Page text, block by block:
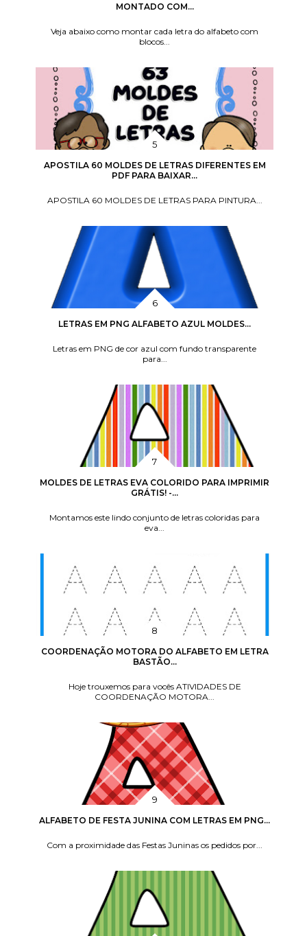
MONTADO COM...
Veja abaixo como montar cada letra do alfabeto com
blocos...
APOSTILA 60 MOLDES DE LETRAS DIFERENTES EM
PDF PARA BAIXAR...
APOSTILA 60 MOLDES DE LETRAS PARA PINTURA...
LETRAS EM PNG ALFABETO AZUL MOLDES...
Letras em PNG de cor azul com fundo transparente
para...
MOLDES DE LETRAS EVA COLORIDO PARA IMPRIMIR
GRÁTIS! -...
Montamos este lindo conjunto de letras coloridas para
eva...
COORDENAÇÃO MOTORA DO ALFABETO EM LETRA
BASTÃO...
Hoje trouxemos para vocês ATIVIDADES DE
COORDENAÇÃO MOTORA...
ALFABETO DE FESTA JUNINA COM LETRAS EM PNG...
Com a proximidade das Festas Juninas os pedidos por...